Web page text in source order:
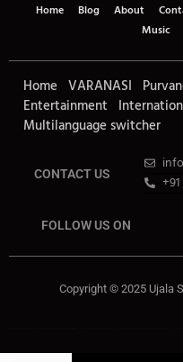
Home Blog About
Music
Home VARANASI
Entertainment
Multilanguage switcher
CONTACT US
FOLLOW US ON
Copyright © 2025 Ujala